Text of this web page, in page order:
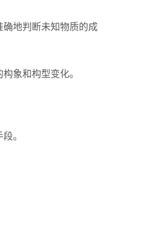
地判断未知物质的成
象和构型变化。
。